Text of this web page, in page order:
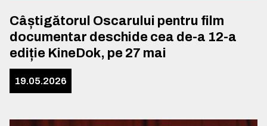
Câștigătorul Oscarului pentru film
documentar deschide cea de-a 12-a
ediție KineDok, pe 27 mai
19.05.2026